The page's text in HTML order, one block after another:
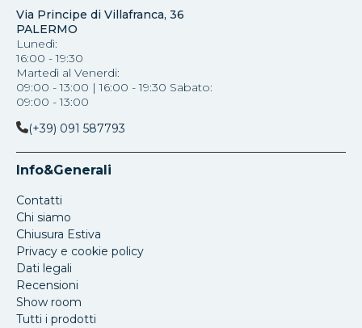
Via Principe di Villafranca, 36
PALERMO
Lunedì:
16:00 - 19:30
Martedì al Venerdi:
09:00 - 13:00 | 16:00 - 19:30 Sabato:
09:00 - 13:00
(+39) 091 587793
Info&Generali
Contatti
Chi siamo
Chiusura Estiva
Privacy e cookie policy
Dati legali
Recensioni
Show room
Tutti i prodotti